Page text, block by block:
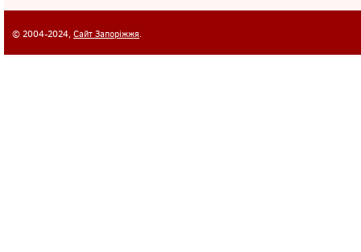
© 2004-2024, Сайт Запоріжжя.